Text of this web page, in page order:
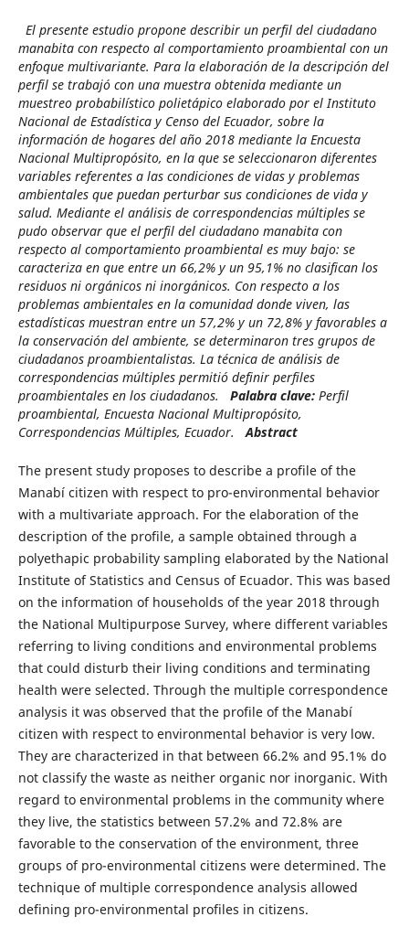
El presente estudio propone describir un perfil del ciudadano
manabita con respecto al comportamiento proambiental con un
enfoque multivariante. Para la elaboración de la descripción del
perfil se trabajó con una muestra obtenida mediante un
muestreo probabilístico polietápico elaborado por el Instituto
Nacional de Estadística y Censo del Ecuador, sobre la
información de hogares del año 2018 mediante la Encuesta
Nacional Multipropósito, en la que se seleccionaron diferentes
variables referentes a las condiciones de vidas y problemas
ambientales que puedan perturbar sus condiciones de vida y
salud. Mediante el análisis de correspondencias múltiples se
pudo observar que el perfil del ciudadano manabita con
respecto al comportamiento proambiental es muy bajo: se
caracteriza en que entre un 66,2% y un 95,1% no clasifican los
residuos ni orgánicos ni inorgánicos. Con respecto a los
problemas ambientales en la comunidad donde viven, las
estadísticas muestran entre un 57,2% y un 72,8% y favorables a
la conservación del ambiente, se determinaron tres grupos de
ciudadanos proambientalistas. La técnica de análisis de
correspondencias múltiples permitió definir perfiles
proambientales en los ciudadanos.
Palabra clave: Perfil
proambiental, Encuesta Nacional Multipropósito,
Correspondencias Múltiples, Ecuador.
Abstract
The present study proposes to describe a profile of the
Manabí citizen with respect to pro-environmental behavior
with a multivariate approach. For the elaboration of the
description of the profile, a sample obtained through a
polyethapic probability sampling elaborated by the National
Institute of Statistics and Census of Ecuador. This was based
on the information of households of the year 2018 through
the National Multipurpose Survey, where different variables
referring to living conditions and environmental problems
that could disturb their living conditions and terminating
health were selected. Through the multiple correspondence
analysis it was observed that the profile of the Manabí
citizen with respect to environmental behavior is very low.
They are characterized in that between 66.2% and 95.1% do
not classify the waste as neither organic nor inorganic. With
regard to environmental problems in the community where
they live, the statistics between 57.2% and 72.8% are
favorable to the conservation of the environment, three
groups of pro-environmental citizens were determined. The
technique of multiple correspondence analysis allowed
defining pro-environmental profiles in citizens.